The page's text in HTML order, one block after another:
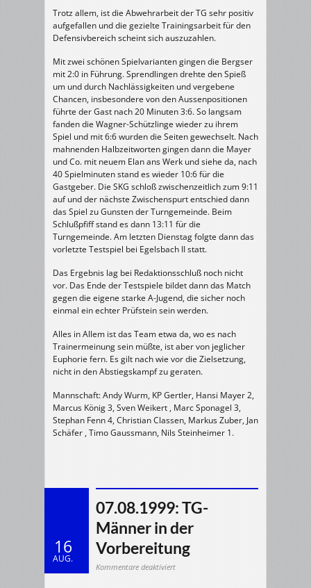
Trotz allem, ist die Abwehrarbeit der TG sehr positiv
aufgefallen und die gezielte Trainingsarbeit für den
Defensivbereich scheint sich auszuzahlen.
Mit zwei schönen Spielvarianten gingen die Bergser
mit 2:0 in Führung. Sprendlingen drehte den Spieß
um und durch Nachlässigkeiten und vergebene
Chancen, insbesondere von den Aussenpositionen
führte der Gast nach 20 Minuten 3:6. So langsam
fanden die Wagner-Schützlinge wieder zu ihrem
Spiel und mit 6:6 wurden die Seiten gewechselt. Nach
mahnenden Halbzeitworten gingen dann die Mayer
und Co. mit neuem Elan ans Werk und siehe da, nach
40 Spielminuten stand es wieder 10:6 für die
Gastgeber. Die SKG schloß zwischenzeitlich zum 9:11
auf und der nächste Zwischenspurt entschied dann
das Spiel zu Gunsten der Turngemeinde. Beim
Schlußpfiff stand es dann 13:11 für die
Turngemeinde. Am letzten Dienstag folgte dann das
vorletzte Testspiel bei Egelsbach II statt.
Das Ergebnis lag bei Redaktionsschluß noch nicht
vor. Das Ende der Testspiele bildet dann das Match
gegen die eigene starke A-Jugend, die sicher noch
einmal ein echter Prüfstein sein werden.
Alles in Allem ist das Team etwa da, wo es nach
Trainermeinung sein müßte, ist aber von jeglicher
Euphorie fern. Es gilt nach wie vor die Zielsetzung,
nicht in den Abstiegskampf zu geraten.
Mannschaft: Andy Wurm, KP Gertler, Hansi Mayer 2,
Marcus König 3, Sven Weikert , Marc Sponagel 3,
Stephan Fenn 4, Christian Classen, Markus Zuber, Jan
Schäfer , Timo Gaussmann, Nils Steinheimer 1.
16
AUG.
07.08.1999: TG-
Männer in der
Vorbereitung
Kommentare deaktiviertfür